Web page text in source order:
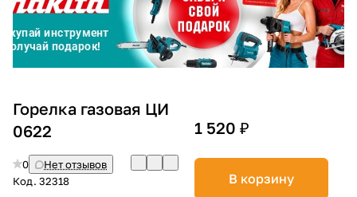
Горелка газовая ЦИ
0622
0
Нет отзывов
Код. 32318
1 520 ₽
В корзину
оплатуна части
без переплат
График платежей
Сегодня
25%